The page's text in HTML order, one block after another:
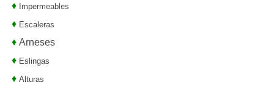
♦ Impermeables
♦ Escaleras
♦ Arneses
♦ Eslingas
♦ Alturas